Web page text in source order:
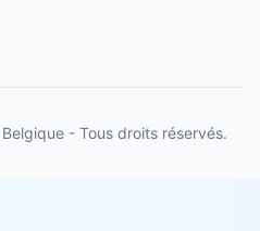
- Tous droits réservés.